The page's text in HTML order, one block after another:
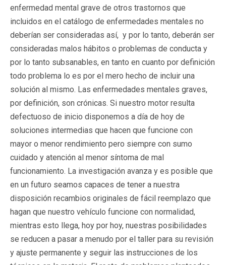
enfermedad mental grave de otros trastornos que
incluidos en el catálogo de enfermedades mentales no
deberían ser consideradas así, y por lo tanto, deberán ser
consideradas malos hábitos o problemas de conducta y
por lo tanto subsanables, en tanto en cuanto por definición
todo problema lo es por el mero hecho de incluir una
solución al mismo. Las enfermedades mentales graves,
por definición, son crónicas. Si nuestro motor resulta
defectuoso de inicio disponemos a día de hoy de
soluciones intermedias que hacen que funcione con
mayor o menor rendimiento pero siempre con sumo
cuidado y atención al menor síntoma de mal
funcionamiento. La investigación avanza y es posible que
en un futuro seamos capaces de tener a nuestra
disposición recambios originales de fácil reemplazo que
hagan que nuestro vehículo funcione con normalidad,
mientras esto llega, hoy por hoy, nuestras posibilidades
se reducen a pasar a menudo por el taller para su revisión
y ajuste permanente y seguir las instrucciones de los